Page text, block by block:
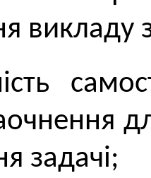
викладу
задачі;